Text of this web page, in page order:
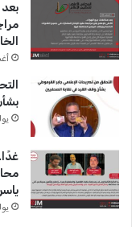
بعد
يوليو
يوليو